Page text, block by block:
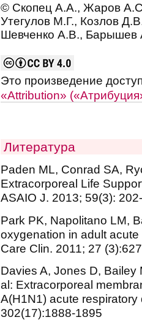
© Скопец А.А., Жаров
Утегулов М.Г., Козлов
Шевченко А.В., Барышев
Это произведение
«Attribution»
Литература
Paden ML, Conrad SA,
Extracorporeal Life
ASAIO J. 2013; 59(3):
Park PK, Napolitano LM,
oxygenation in adult
Care Clin. 2011; 27
Davies A, Jones D, Bailey
al: Extracorporeal
A(H1N1) acute
302(17):1888-1895